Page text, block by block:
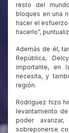
resto del
bloques en una
hacer el
hacerlo”,
Además de él,
República,
importante, en
necesita, y
región.
Rodríguez hizo
levantamiento
poder
sobreponerse